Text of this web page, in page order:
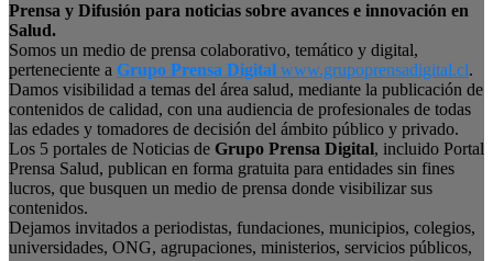
Prensa y Difusión para noticias sobre avances e innovación en
Salud.
Somos un medio de prensa colaborativo, temático y digital,
perteneciente a Grupo Prensa Digital www.grupoprensadigital.cl.
Damos visibilidad a temas del área salud, mediante la publicación de
contenidos de calidad, con una audiencia de profesionales de todas
las edades y tomadores de decisión del ámbito público y privado.
Los 5 portales de Noticias de Grupo Prensa Digital, incluido Portal
Prensa Salud, publican en forma gratuita para entidades sin fines
lucros, que busquen un medio de prensa donde visibilizar sus
contenidos.
Dejamos invitados a periodistas, fundaciones, municipios, colegios,
universidades, ONG, agrupaciones, ministerios, servicios públicos,